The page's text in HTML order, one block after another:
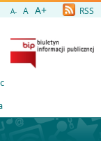
A- A A+ RSS